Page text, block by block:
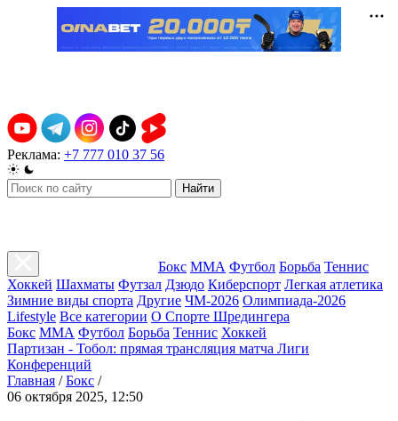
Реклама: +7 777 010 37 56
Найти
Бокс ММА Футбол Борьба Теннис
Хоккей Шахматы Футзал Дзюдо Киберспорт Легкая атлетика
Зимние виды спорта Другие ЧМ-2026 Олимпиада-2026
Lifestyle Все категории О Спорте Шредингера
Бокс ММА Футбол Борьба Теннис Хоккей
Партизан - Тобол: прямая трансляция матча Лиги
Конференций
Главная / Бокс /
06 октября 2025, 12:50